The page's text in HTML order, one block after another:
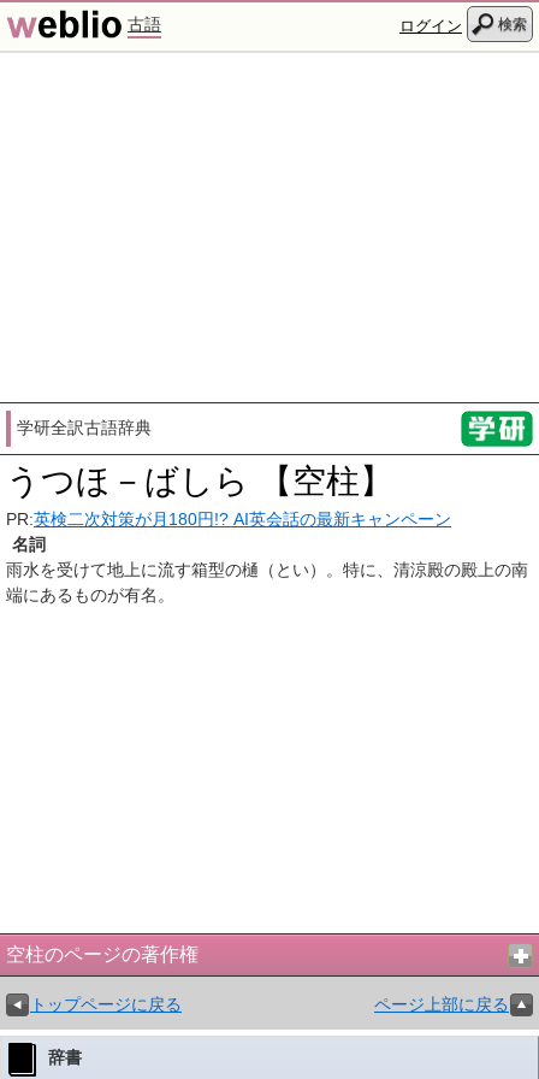
古語 ログイン 検索
学研全訳古語辞典
うつほ－ばしら 【空柱】
PR:英検二次対策が月180円!? AI英会話の最新キャンペーン
名詞
雨水を受けて地上に流す箱型の樋（とい）。特に、清涼殿の殿上の南
端にあるものが有名。
空柱のページの著作権
トップページに戻る ページ上部に戻る
辞書